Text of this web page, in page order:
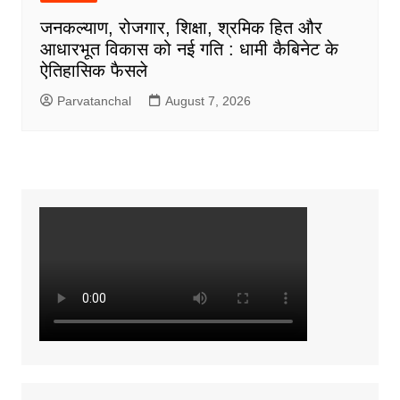
जनकल्याण, रोजगार, शिक्षा, श्रमिक हित और
आधारभूत विकास को नई गति : धामी कैबिनेट के
ऐतिहासिक फैसले
Parvatanchal August 7, 2026